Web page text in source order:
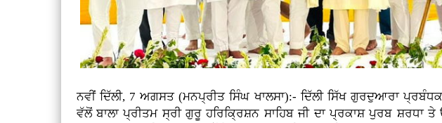
ਨਵੀਂ ਦਿੱਲੀ, 7 ਅਗਸਤ (ਮਨਪ੍ਰੀਤ ਸਿੰਘ ਖਾਲਸਾ):- ਦਿੱਲੀ ਸਿੱਖ ਗੁਰਦੁਆਰਾ
ਵੱਲੋਂ ਬਾਲਾ ਪ੍ਰੀਤਮ ਸ੍ਰੀ ਗੁਰੂ ਹਰਿਕ੍ਰਿਸ਼ਨ ਸਾਹਿਬ ਜੀ ਦਾ ਪ੍ਰਕਾਸ਼ ਪੁਰਬ ਸ਼ਰਧਾ ਤੇ